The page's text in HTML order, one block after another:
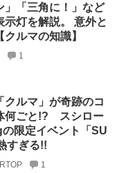
」「三角に！」など
示灯を解説。 意外と
ルマの知識】
1
クルマ」が奇跡のコ
何ごと!? スシロー
限定イベント「SU
すぎる!!
1